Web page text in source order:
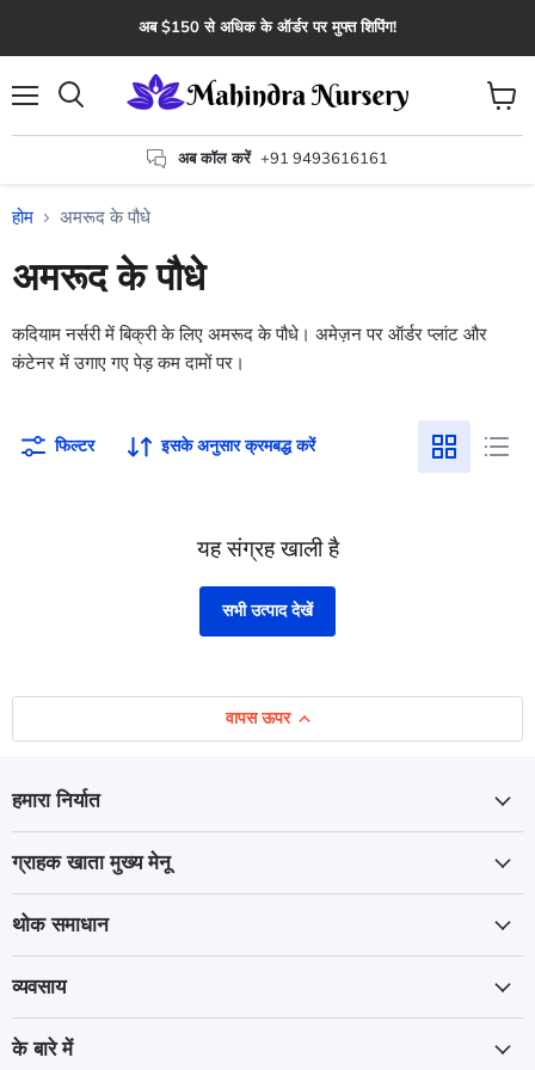
अब $150 से अधिक के ऑर्डर पर मुफ्त शिपिंग!
अब कॉल करें +91 9493616161
कार्ट
देंखे
होम अमरूद के पौधे
अमरूद के पौधे
कदियाम नर्सरी में बिक्री के लिए अमरूद के पौधे। अमेज़न पर ऑर्डर प्लांट और
कंटेनर में उगाए गए पेड़ कम दामों पर।
फिल्टर इसके अनुसार क्रमबद्ध करें
यह संग्रह खाली है
सभी उत्पाद देखें
वापस ऊपर
हमारा निर्यात
ग्राहक खाता मुख्य मेनू
थोक समाधान
व्यवसाय
के बारे में